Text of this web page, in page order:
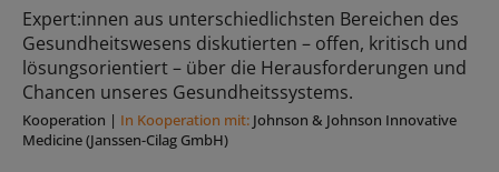
Expert:innen aus unterschiedlichsten Bereichen des
Gesundheitswesens diskutierten – offen, kritisch und
lösungsorientiert – über die Herausforderungen und
Chancen unseres Gesundheitssystems.
Kooperation | In Kooperation mit: Johnson & Johnson Innovative
Medicine (Janssen-Cilag GmbH)